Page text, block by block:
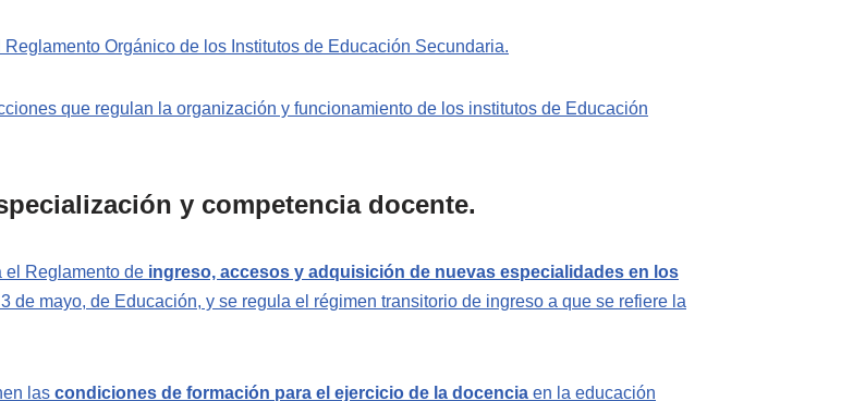
Orgánico de los Institutos de Educación Secundaria.
que regulan la organización y funcionamiento de los institutos de Educación
y competencia docente.
el Reglamento de ingreso, accesos y adquisición de nuevas especialidades en los
de mayo, de Educación, y se regula el régimen transitorio de ingreso a que se refiere la
las condiciones de formación para el ejercicio de la docencia en la educación